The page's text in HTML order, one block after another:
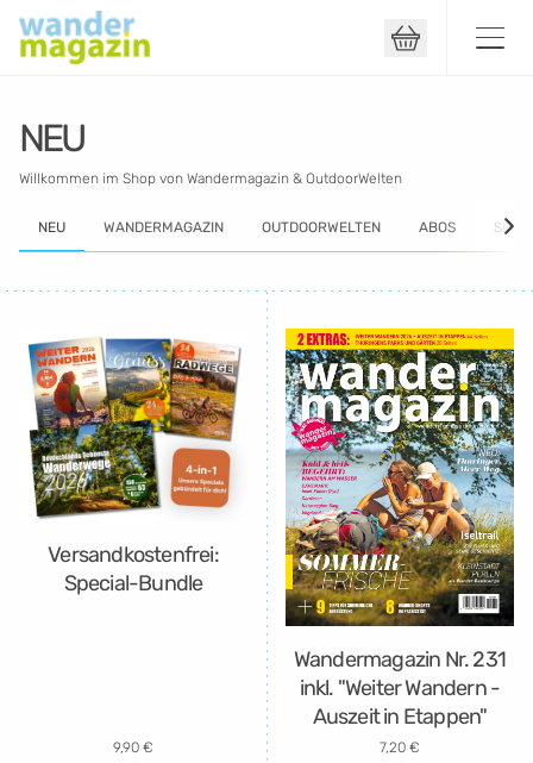
Kontakt
NEU
NEU WANDERMAGAZIN OUTDOORWELTEN ABOS
Willkommen im Shop von Wandermagazin & OutdoorWelten
Versandkostenfrei:
Special-Bundle
9,90 €
Wandermagazin Nr. 231
inkl. "Weiter Wandern -
Auszeit in Etappen"
7,20 €